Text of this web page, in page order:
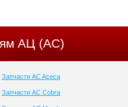
АЦ (AC)
Запчасти AC Aceca
Запчасти AC Cobra